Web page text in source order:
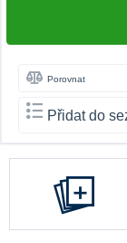
Porovnat
Přidat do